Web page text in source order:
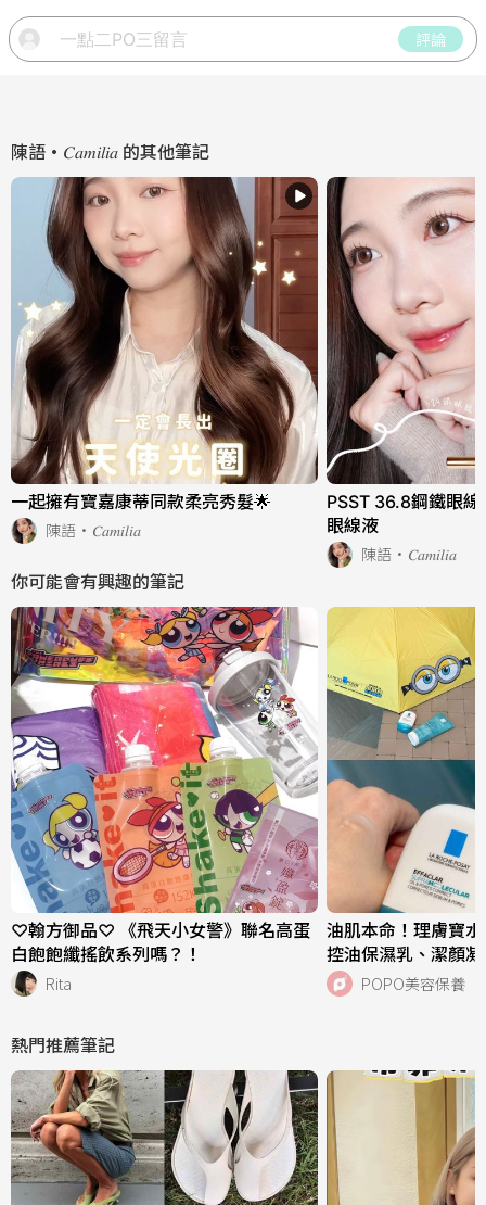
評論
陳語·𝐶𝑎𝑚𝑖𝑙𝑖𝑎 的其他筆記
一起擁有寶嘉康蒂同款柔亮秀髮🌟
陳語·𝐶𝑎𝑚𝑖𝑙𝑖𝑎
PSST 36.8鋼鐵眼
眼線液
陳語·𝐶𝑎𝑚𝑖𝑙𝑖𝑎
你可能會有興趣的筆記
♡翰方御品♡ 《飛天小女警》聯名高蛋
白飽飽纖搖飲系列嗎？！
Rita
油肌本命！理膚寶
控油保濕乳、潔顏
危機，跨界聯名《
萌周邊快來收藏！
POPO美容保養
熱門推薦筆記